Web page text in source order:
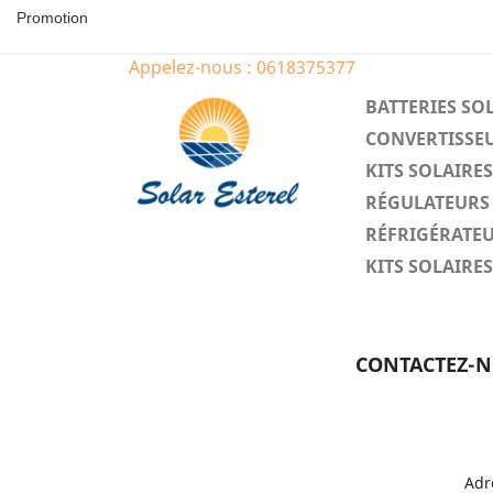
Promotion
Appelez-nous : 0618375377
BATTERIES
KITS
KITS
CONTACTEZ-